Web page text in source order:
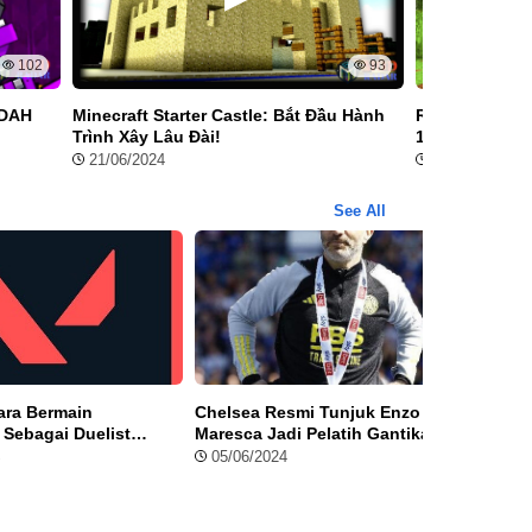
102 93
Minecraft Starter Castle: Bắt Đầu Hành
Trình Xây Lâu Đài!
21/06/2024
Rekonstruksi
100 Pemain
See All
Bermain
Sebagai Duelist
2024
Chelsea Resmi Tunjuk Enzo
Maresca Jadi Pelatih Gantikan
Mauricio Pochettino
05/06/2024